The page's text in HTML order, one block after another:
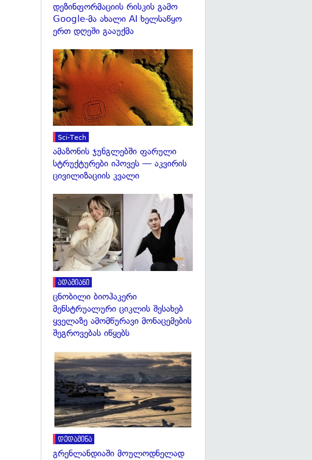
დეზინფორმაციის რისკის გამო
Google-მა ახალი AI ხელსაწყო
ერთ დღეში გააუქმა
Sci-Tech
ამაზონის ჯუნგლებში ფარული
სტრუქტურები იპოვეს — აკვირის
ცივილიზაციის კვალი
ადამიანი
ცნობილი ბიოჰაკერი
მენსტრუალური ციკლის შესახებ
ყველაზე ამომწურავი მონაცემების
შეგროვებას იწყებს
დედამიწა
გრენლანდიაში მოულოდნელად